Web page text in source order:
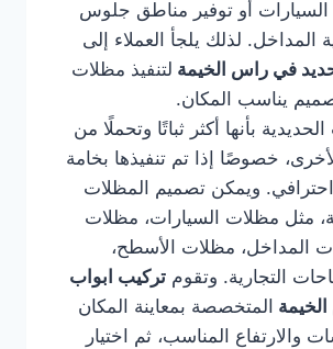
السيارات أو توفير مناطق جلوس
المداخل. لذلك يلجأ العملاء إلى
في راس الخيمة لتنفيذ مظلات
يناسب المكان.
بأنها أكثر ثباتًا وتحملًا من
خصوصًا إذا تم تنفيذها بخامة
ويمكن تصميم المظلات
مثل مظلات السيارات، مظلات
المداخل، مظلات الأسطح،
التجارية. وتقوم تركيب ابواب
المتخصصة بمعاينة المكان
والارتفاع المناسب، ثم اختيار